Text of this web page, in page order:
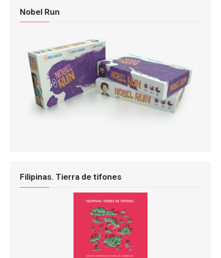
Nobel Run
Filipinas. Tierra de tifones